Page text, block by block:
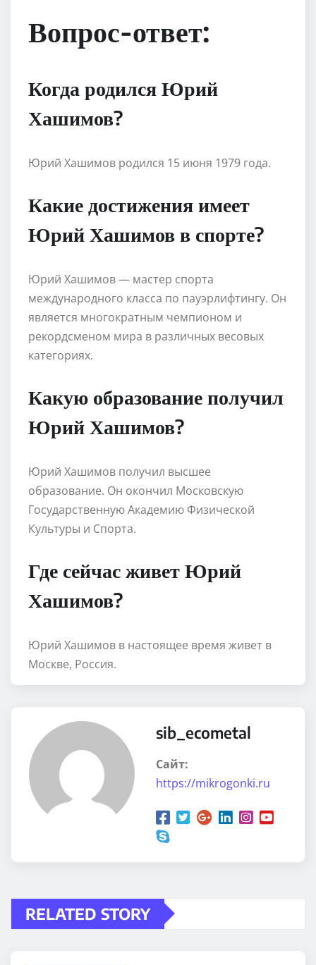
Вопрос-ответ:
Когда родился Юрий
Хашимов?
Юрий Хашимов родился 15 июня 1979 года.
Какие достижения имеет
Юрий Хашимов в спорте?
Юрий Хашимов — мастер спорта
международного класса по пауэрлифтингу. Он
является многократным чемпионом и
рекордсменом мира в различных весовых
категориях.
Какую образование получил
Юрий Хашимов?
Юрий Хашимов получил высшее
образование. Он окончил Московскую
Государственную Академию Физической
Культуры и Спорта.
Где сейчас живет Юрий
Хашимов?
Юрий Хашимов в настоящее время живет в
Москве, Россия.
sib_ecometal
Сайт:
https://mikrogonki.ru
RELATED STORY